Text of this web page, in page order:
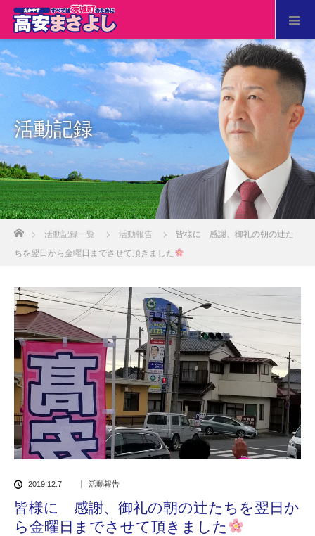
活動記録
ホーム
活動記録一覧 活動報告
皆様に 感謝、御礼の朝の辻た
ちを翌日から金曜日までさせて頂きました
2019.12.7 活動報告
皆様に 感謝、御礼の朝の辻たちを翌日か
ら金曜日までさせて頂きました